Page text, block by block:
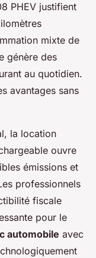
PHEV justifient
mixte de
génère des
au quotidien.
avantages sans
la location
ouvre
émissions et
professionnels
fiscale
pour le
automobile avec